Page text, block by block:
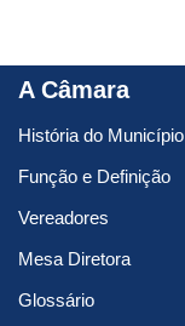
A Câmara
História do Município
Função e Definição
Vereadores
Mesa Diretora
Glossário